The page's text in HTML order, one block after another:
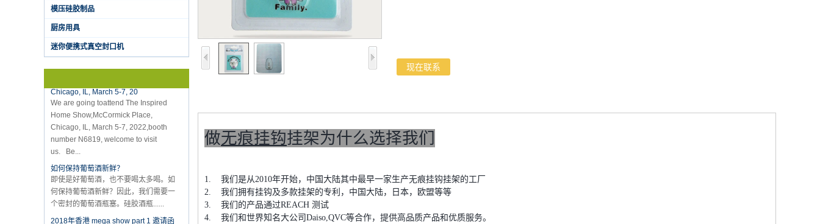
模压硅胶制品
厨房用具
迷你便携式真空封口机
Hot selling products :portable mini
vacuum sealer 1) For the vacuum
sealer, we have two versions, updated
version with theautomatically...
K-Ring's booth number N6819 - The
Inspired Home Show,McCormick Place,
We are going toattend The Inspired
Home Show,McCormick Place,
Chicago, IL, March 5-7, 2022,booth
number N6819, welcome to visit
us. Be...
如何保持葡萄酒新鲜？
即使是好葡萄酒，也不要喝太多喝。如
何保持葡萄酒新鲜？因此，我们需要一
个密封的葡萄酒瓶塞。硅胶酒瓶......
2018年香港 mega show part 1 邀请函
我们将于2018年10月20日至23日参加
现在联系
做无痕挂钩挂架为什么选择我们
1. 我们是从2010年开始，中国大陆其中最早一家生产无痕挂钩挂架的工厂
2. 我们拥有挂钩及多款挂架的专利，中国大陆，日本，欧盟等等
3. 我们的产品通过REACH 测试
4. 我们和世界知名大公司Daiso,QVC等合作，提供高品质产品和优质服务。